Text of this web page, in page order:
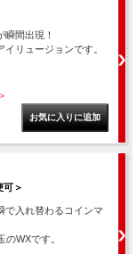
間出現！
リュージョンです。
可＞
で入れ替わるコインマ
WXです。